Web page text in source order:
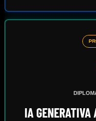
IA